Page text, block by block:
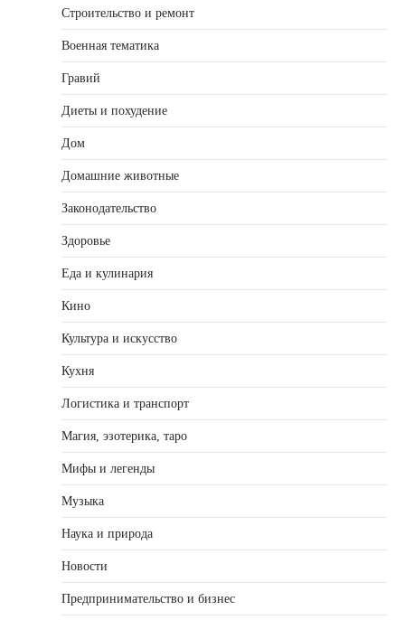
Строительство и ремонт
Военная тематика
Гравий
Диеты и похудение
Дом
Домашние животные
Законодательство
Здоровье
Еда и кулинария
Кино
Культура и искусство
Кухня
Логистика и транспорт
Магия, эзотерика, таро
Мифы и легенды
Музыка
Наука и природа
Новости
Предпринимательство и бизнес